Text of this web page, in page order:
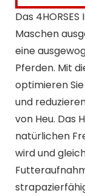
Das
Maschen
eine
Pferden. Mit
optimieren
und
von Heu. Das
natürlichen
wird und